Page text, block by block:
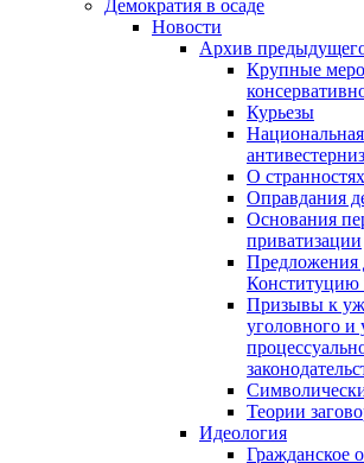
Демократия в осаде
Новости
Архив
Крупные
Курьезы
О
Оправдания
Основания
приватизации
Предложения
Конституцию
Призывы к
уголовного и
Теории
Идеология
Гражданское